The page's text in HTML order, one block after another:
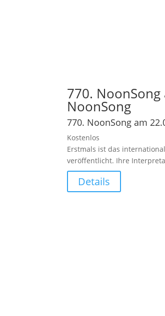
770.
NoonSong
770. NoonSong am
Kostenlos
Erstmals ist das
veröffentlicht. Ihre
Details